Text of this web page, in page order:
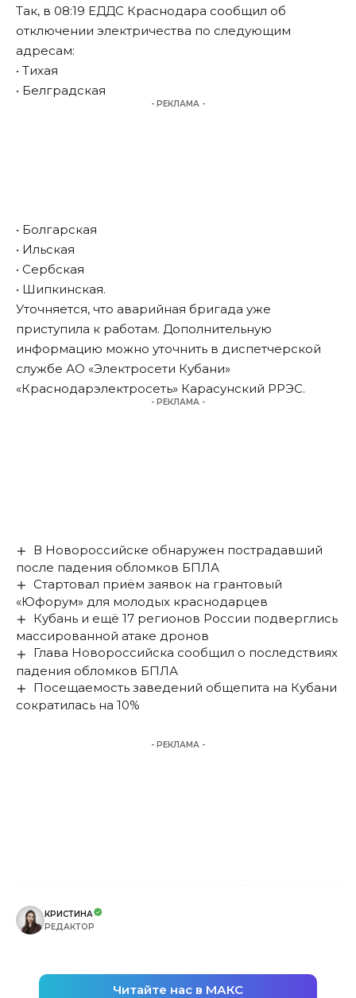
Так, в 08:19 ЕДДС Краснодара сообщил об
отключении электричества по следующим
адресам:
• Тихая
• Белградская
- РЕКЛАМА -
• Болгарская
• Ильская
• Сербская
• Шипкинская.
Уточняется, что аварийная бригада уже
приступила к работам. Дополнительную
информацию можно уточнить в диспетчерской
службе АО «Электросети Кубани»
«Краснодарэлектросеть» Карасунский РРЭС.
- РЕКЛАМА -
В Новороссийске обнаружен пострадавший
после падения обломков БПЛА
Стартовал приём заявок на грантовый
«Юфорум» для молодых краснодарцев
Кубань и ещё 17 регионов России подверглись
массированной атаке дронов
Глава Новороссийска сообщил о последствиях
падения обломков БПЛА
Посещаемость заведений общепита на Кубани
сократилась на 10%
- РЕКЛАМА -
КРИСТИНА
РЕДАКТОР
Читайте нас в МАКС